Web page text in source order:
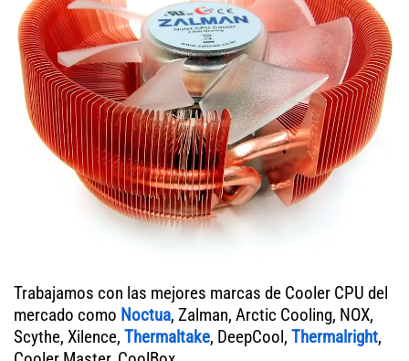
Trabajamos con las mejores marcas de Cooler CPU del
mercado como Noctua, Zalman, Arctic Cooling, NOX,
Scythe, Xilence, Thermaltake, DeepCool, Thermalright,